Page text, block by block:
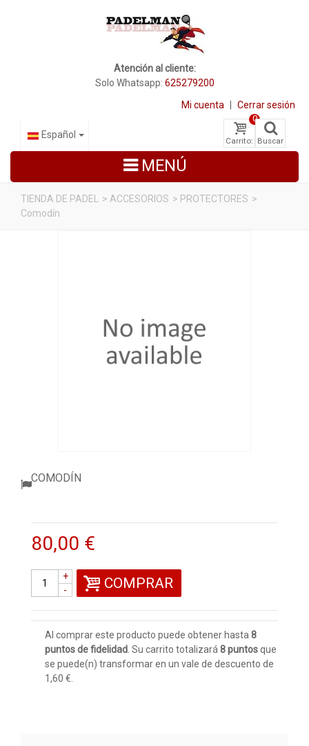
Atención al cliente:
Solo Whatsapp: 625279200
Mi cuenta Cerrar sesión
Carrito:
0
Buscar
Español
MENÚ
TIENDA DE PADEL > ACCESORIOS > PROTECTORES >
Comodín
COMODÍN
80,00 €
-
+ COMPRAR
Al comprar este producto puede obtener hasta 8
puntos de fidelidad . Su carrito totalizará 8puntosque
se puede(n) transformar en un vale de descuento de
1,60 €